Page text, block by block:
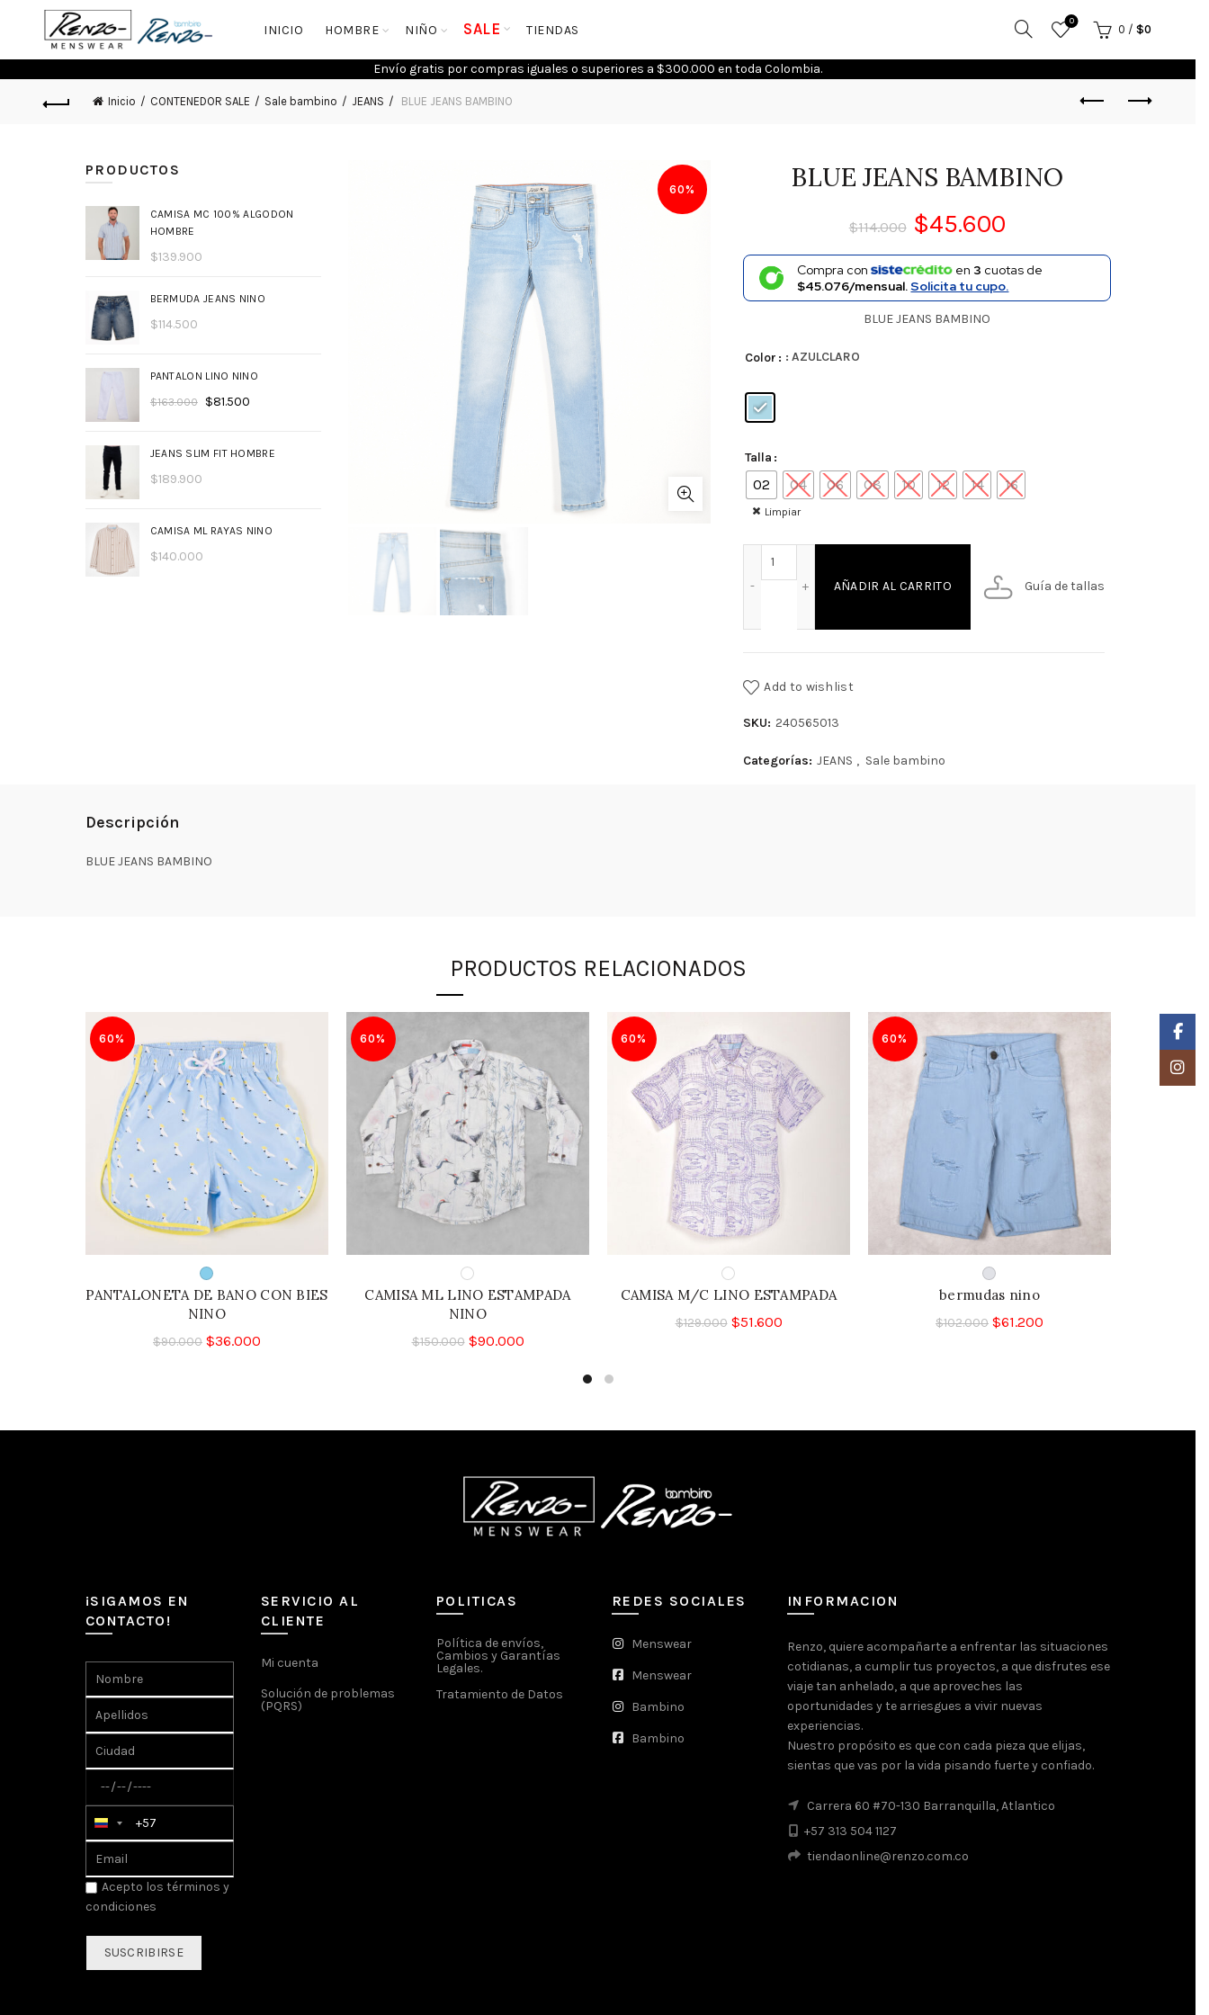
INICIO HOMBRE NIÑO SALE TIENDAS
0
0 / $0
Envío gratis por compras iguales o superiores a $300.000 en toda Colombia.
Inicio CONTENEDOR SALE Sale bambino JEANS BLUE JEANS BAMBINO
60% BLUE JEANS BAMBINO
$114.000 $45.600
Compra con en 3 cuotas de
$45.076/mensual.Solicita tu cupo.
BLUE JEANS BAMBINO
Color : AZULCLARO
Talla
02 04 06 08 10 12 14 16
Limpiar
AÑADIR AL CARRITO Guía de tallas
Add to wishlist
SKU: 240565013
Categorías: JEANS , Sale bambino
PRODUCTOS
CAMISA MC 100% ALGODON
HOMBRE
$139.900
BERMUDA JEANS NINO
$114.500
PANTALON LINO NINO
$163.000 $81.500
JEANS SLIM FIT HOMBRE
$189.900
CAMISA ML RAYAS NINO
$140.000
Descripción
BLUE JEANS BAMBINO
PRODUCTOS RELACIONADOS
60%
PANTALONETA DE BANO CON BIES
NINO
$90.000 $36.000
60%
CAMISA ML LINO ESTAMPADA
NINO
$150.000 $90.000
60%
CAMISA M/C LINO ESTAMPADA
$129.000 $51.600
60%
bermudas nino
$102.000 $61.200
¡SIGAMOS EN
CONTACTO!
Acepto los términos y
condiciones
SERVICIO AL
CLIENTE
Mi cuenta
Solución de problemas
(PQRS)
POLITICAS
Política de envíos,
Cambios y Garantías
Legales.
Tratamiento de Datos
REDES SOCIALES
Menswear
Menswear
Bambino
Bambino
INFORMACION
Renzo, quiere acompañarte a enfrentar las situaciones
cotidianas, a cumplir tus proyectos, a que disfrutes ese
viaje tan anhelado, a que aproveches las
oportunidades y te arriesgues a vivir nuevas
experiencias.
Nuestro propósito es que con cada pieza que elijas,
sientas que vas por la vida pisando fuerte y confiado.
Carrera 60 #70-130 Barranquilla, Atlantico
+57 313 504 1127
tiendaonline@renzo.com.co